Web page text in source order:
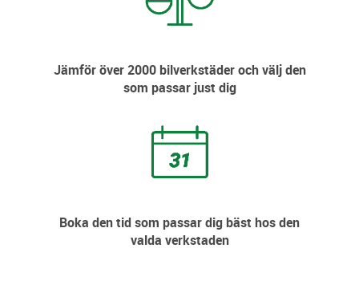
Jämför över 2000 bilverkstäder och välj den
som passar just dig
Boka den tid som passar dig bäst hos den
valda verkstaden